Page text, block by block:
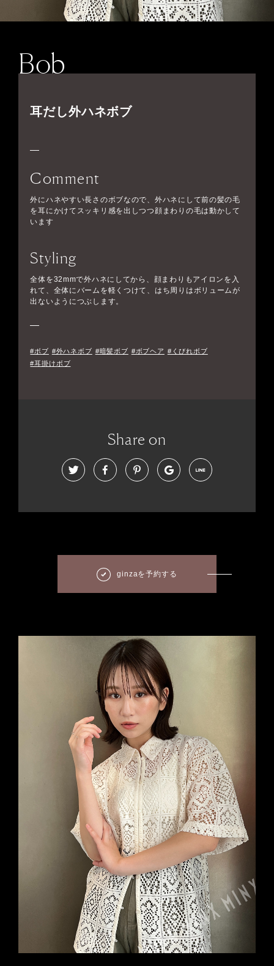
Bob
耳だし外ハネボブ
Comment
外にハネやすい長さのボブなので、外ハネにして前の髪の毛
を耳にかけてスッキリ感を出しつつ顔まわりの毛は動かして
います
Styling
全体を32mmで外ハネにしてから、顔まわりもアイロンを入
れて、全体にバームを軽くつけて、はち周りはボリュームが
出ないようにつぶします。
#ボブ #外ハネボブ #暗髪ボブ #ボブヘア #くびれボブ
#耳掛けボブ
Share on
ginzaを予約する